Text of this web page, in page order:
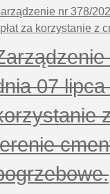
nr 378/
za korzystanie z
07